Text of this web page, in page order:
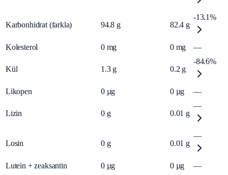
Karbonhidrat (farkla) 94.8 g 82.4 g
-13.1%
Kolesterol 0 mg 0 mg —
Kül 1.3 g 0.2 g
-84.6%
Likopen 0 µg 0 µg —
Lizin 0 g 0.01 g
—
Losin 0 g 0.01 g
—
Lutein + zeaksantin 0 µg 0 µg —